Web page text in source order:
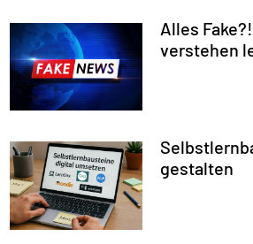
Alles
verstehen
gestalten